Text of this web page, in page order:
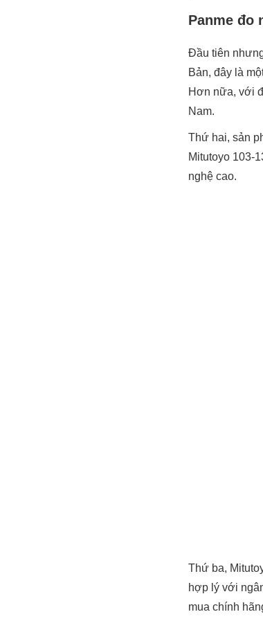
Panme đo
Đầu tiên
Bản, đây là
Hơn nữa, với
Nam.
Thứ hai, sản
Mitutoyo 103-
nghệ cao.
Thứ ba,
hợp lý với
mua chính